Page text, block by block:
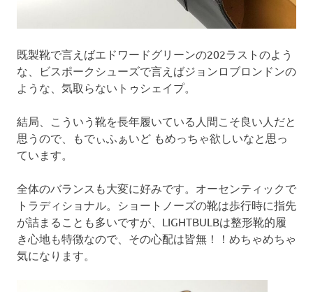
既製靴で言えばエドワードグリーンの202ラストのよう
な、ビスポークシューズで言えばジョンロブロンドンの
ような、気取らないトゥシェイプ。
結局、こういう靴を長年履いている人間こそ良い人だと
思うので、もでぃふぁいど もめっちゃ欲しいなと思っ
ています。
全体のバランスも大変に好みです。オーセンティックで
トラディショナル。ショートノーズの靴は歩行時に指先
が詰まることも多いですが、LIGHTBULBは整形靴的履
き心地も特徴なので、その心配は皆無！！めちゃめちゃ
気になります。